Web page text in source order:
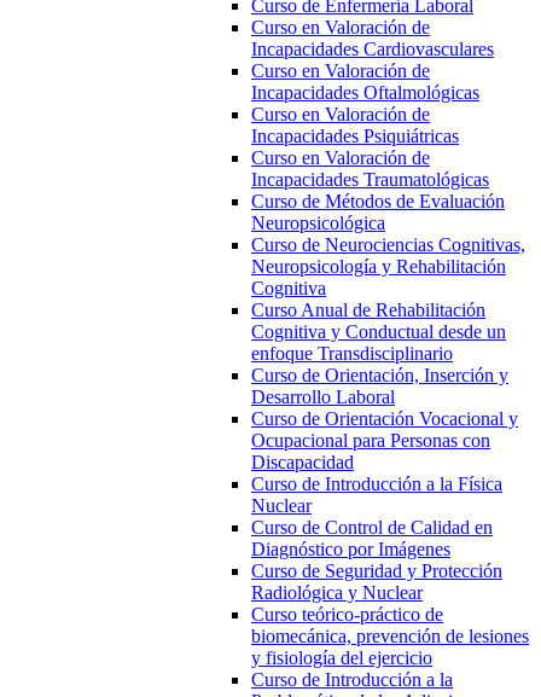
Curso de Enfermería Laboral
Curso en Valoración de
Incapacidades Cardiovasculares
Curso en Valoración de
Incapacidades Oftalmológicas
Curso en Valoración de
Incapacidades Psiquiátricas
Curso en Valoración de
Incapacidades Traumatológicas
Curso de Métodos de Evaluación
Neuropsicológica
Curso de Neurociencias Cognitivas,
Neuropsicología y Rehabilitación
Cognitiva
Curso Anual de Rehabilitación
Cognitiva y Conductual desde un
enfoque Transdisciplinario
Curso de Orientación, Inserción y
Desarrollo Laboral
Curso de Orientación Vocacional y
Ocupacional para Personas con
Discapacidad
Curso de Introducción a la Física
Nuclear
Curso de Control de Calidad en
Diagnóstico por Imágenes
Curso de Seguridad y Protección
Radiológica y Nuclear
Curso teórico-práctico de
biomecánica, prevención de lesiones
y fisiología del ejercicio
Curso de Introducción a la